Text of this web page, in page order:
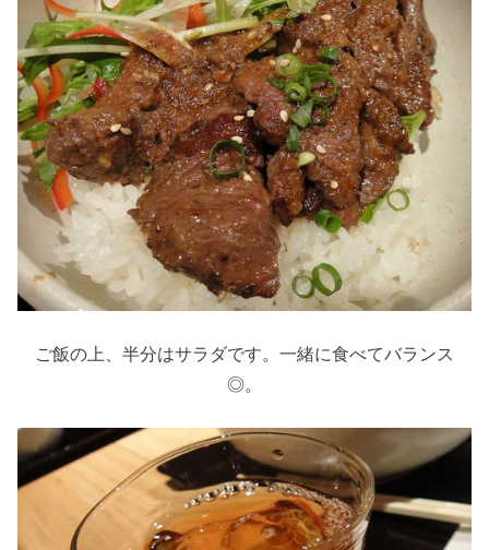
ご飯の上、半分はサラダです。一緒に食べてバランス
◎。